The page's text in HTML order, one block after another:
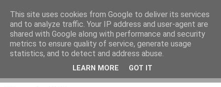
This site uses cookies from Google to deliver its services
and to analyze traffic. Your IP address and user-agent are
shared with Google along with performance and security
metrics to ensure quality of service, generate usage
statistics, and to detect and address abuse.
LEARN MORE GOT IT